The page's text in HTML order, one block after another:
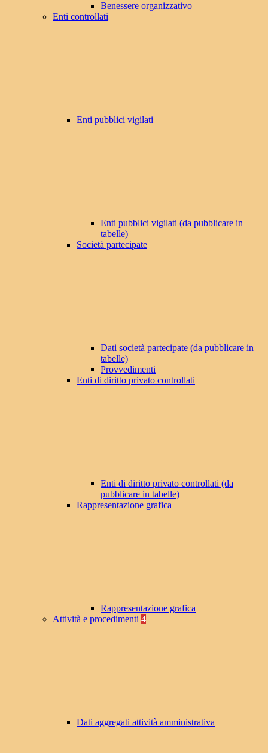
Benessere organizzativo
Enti controllati
Enti pubblici vigilati
Enti pubblici vigilati (da pubblicare in
tabelle)
Società partecipate
Dati società partecipate (da pubblicare in
tabelle)
Provvedimenti
Enti di diritto privato controllati
Enti di diritto privato controllati (da
pubblicare in tabelle)
Rappresentazione grafica
Rappresentazione grafica
Attività e procedimenti 4
Dati aggregati attività amministrativa